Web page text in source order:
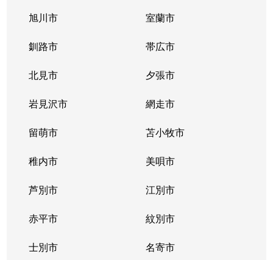
旭川市 室蘭市
釧路市 帯広市
北見市 夕張市
岩見沢市 網走市
留萌市 苫小牧市
稚内市 美唄市
芦別市 江別市
赤平市 紋別市
士別市 名寄市